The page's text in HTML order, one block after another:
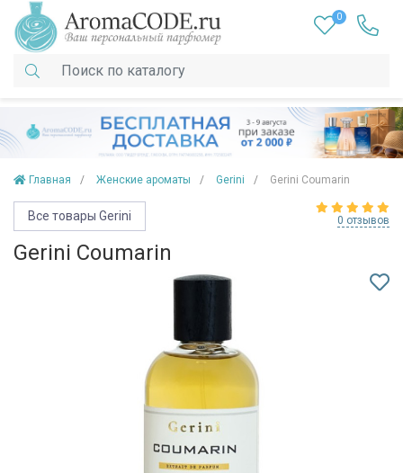
0
Главная Женские ароматы Gerini Gerini Coumarin
Все товары Gerini 0 отзывов
Gerini Coumarin